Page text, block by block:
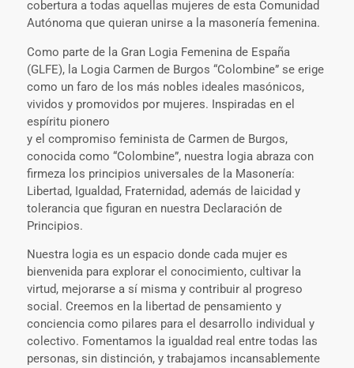
cobertura a todas aquellas mujeres de esta Comunidad
Autónoma que quieran unirse a la masonería femenina.
Como parte de la Gran Logia Femenina de España
(GLFE), la Logia Carmen de Burgos “Colombine” se erige
como un faro de los más nobles ideales masónicos,
vividos y promovidos por mujeres. Inspiradas en el
espíritu pionero
y el compromiso feminista de Carmen de Burgos,
conocida como “Colombine”, nuestra logia abraza con
firmeza los principios universales de la Masonería:
Libertad, Igualdad, Fraternidad, además de laicidad y
tolerancia que figuran en nuestra Declaración de
Principios.
Nuestra logia es un espacio donde cada mujer es
bienvenida para explorar el conocimiento, cultivar la
virtud, mejorarse a sí misma y contribuir al progreso
social. Creemos en la libertad de pensamiento y
conciencia como pilares para el desarrollo individual y
colectivo. Fomentamos la igualdad real entre todas las
personas, sin distinción, y trabajamos incansablemente